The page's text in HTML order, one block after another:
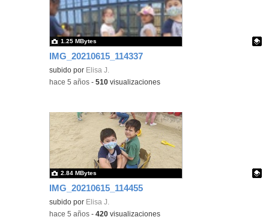
IMG_20210615_114337
Contenido educativo.
subido por Elisa J.
1.25 MBytes
-hace 5 años -510 visualizaciones
IMG_20210615_114455
Contenido educativo.
subido por Elisa J.
2.84 MBytes
-hace 5 años -420 visualizaciones